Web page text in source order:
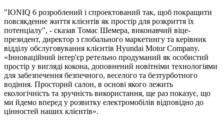
"IONIQ 6 розроблений і спроектований так, щоб покращити
повсякденне життя клієнтів як простір для розкриття їх
потенціалу", - сказав Томас Шемера, виконавчий віце-
президент, директор з глобального маркетингу та керівник
відділу обслуговування клієнтів Hyundai Motor Company.
«Інноваційний інтер'єр ретельно продуманий як особистий
простір у вигляді кокона, доповнений новітніми технологіями
для забезпечення безпечного, веселого та безтурботного
водіння. Просторий салон, в основі якого лежить
екологічність та зручність використання, ще раз показує, що
ми йдемо вперед у розвитку електромобілів відповідно до
цінностей наших клієнтів».